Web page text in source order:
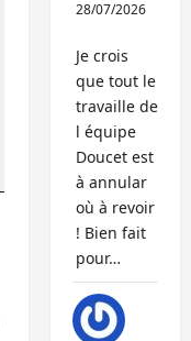
28/07/2026
Je crois
que tout le
travaille de
l équipe
Doucet est
à annular
où à revoir
! Bien fait
pour…